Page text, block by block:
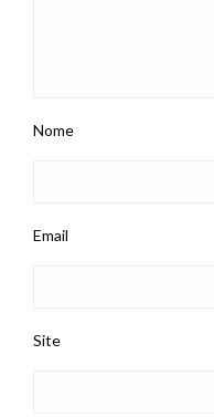
Nome
Email
Site